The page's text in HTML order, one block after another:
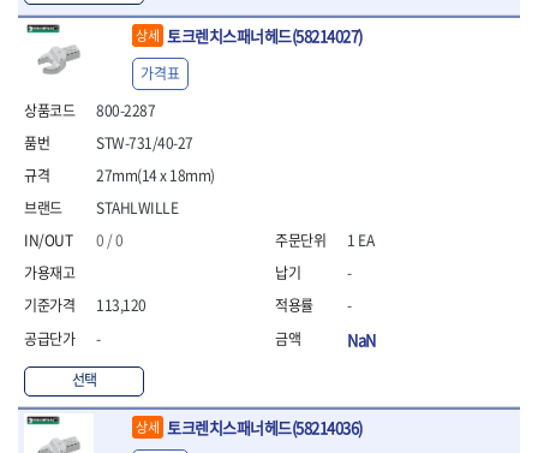
상세 토크렌치스패너헤드(58214027)
800-2287
STAHLWILLE
0 / 0
113,120
-
선택
STW-731/40-27
27mm(14 x 18mm)
가격표
1 EA
-
-
NaN
상세 토크렌치스패너헤드(58214036)